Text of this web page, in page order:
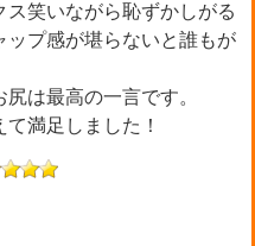
笑いながら恥ずかしがる
プ感が堪らないと誰もが
は最高の一言です。
満足しました！